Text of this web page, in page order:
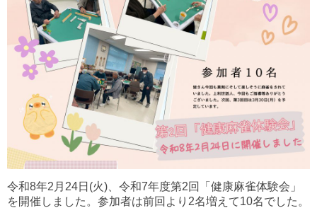
令和8年2月24日(火)、令和7年度第2回「健康麻雀体験会」
を開催しました。参加者は前回より2名増えて10名でした。